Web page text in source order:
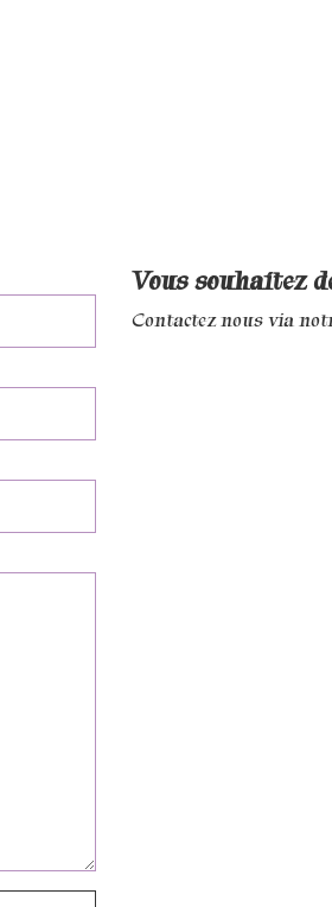
Vous souhaitez
Contactez nous via